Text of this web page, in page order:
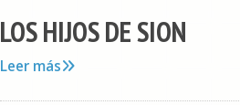
LOS HIJOS DE SION
Leer más